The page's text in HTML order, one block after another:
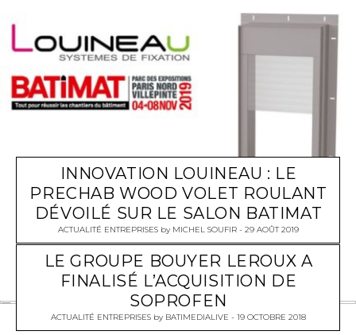
INNOVATION LOUINEAU : LE
PRECHAB WOOD VOLET ROULANT
DÉVOILÉ SUR LE SALON BATIMAT
ACTUALITÉ ENTREPRISES by MICHEL SOUFIR 29 AOÛT 2019
LE GROUPE BOUYER LEROUX A
FINALISÉ L’ACQUISITION DE
SOPROFEN
ACTUALITÉ ENTREPRISES by BATIMEDIALIVE 19 OCTOBRE 2018